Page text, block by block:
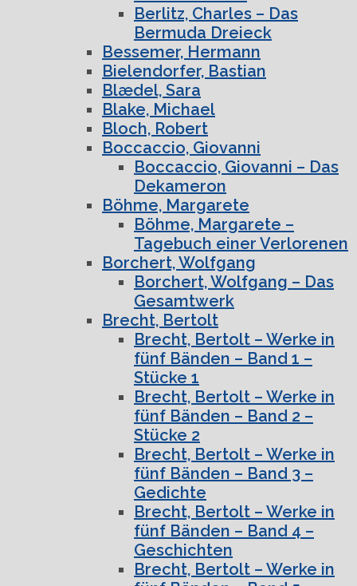
Berlitz, Charles – Das
Bermuda Dreieck
Bessemer, Hermann
Bielendorfer, Bastian
Blædel, Sara
Blake, Michael
Bloch, Robert
Boccaccio, Giovanni
Boccaccio, Giovanni – Das
Dekameron
Böhme, Margarete
Böhme, Margarete –
Tagebuch einer Verlorenen
Borchert, Wolfgang
Borchert, Wolfgang – Das
Gesamtwerk
Brecht, Bertolt
Brecht, Bertolt – Werke in
fünf Bänden – Band 1 –
Stücke 1
Brecht, Bertolt – Werke in
fünf Bänden – Band 2 –
Stücke 2
Brecht, Bertolt – Werke in
fünf Bänden – Band 3 –
Gedichte
Brecht, Bertolt – Werke in
fünf Bänden – Band 4 –
Geschichten
Brecht, Bertolt – Werke in